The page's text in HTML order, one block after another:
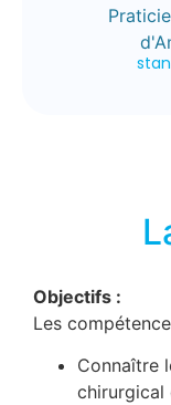
Objectifs :
Les
Connaître
chirurgical